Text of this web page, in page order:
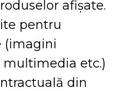
afișate.
pentru
(imagini
etc.)
din